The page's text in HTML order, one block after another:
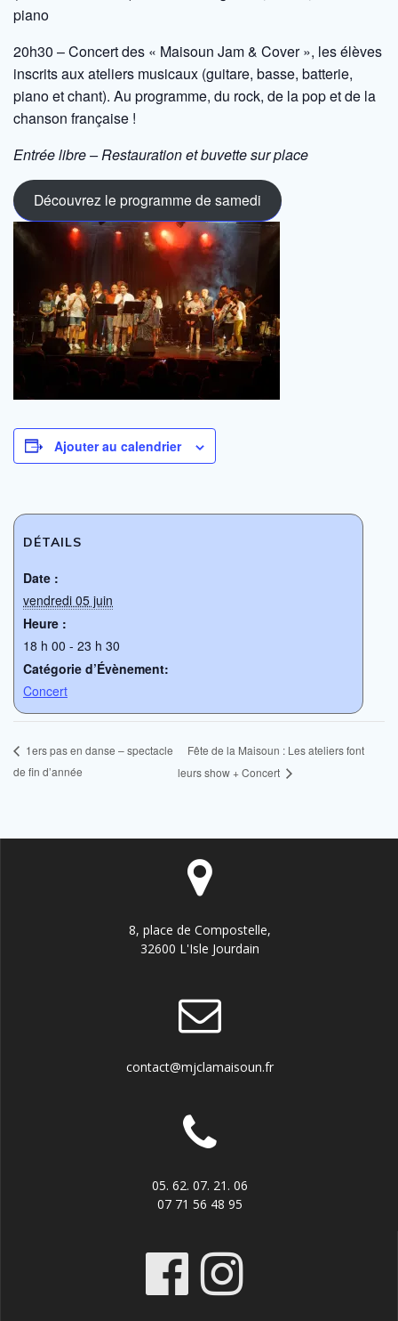
piano
20h30 – Concert des « Maisoun Jam & Cover », les élèves
inscrits aux ateliers musicaux (guitare, basse, batterie,
piano et chant). Au programme, du rock, de la pop et de la
chanson française !
Entrée libre – Restauration et buvette sur place
Découvrez le programme de samedi
Ajouter au calendrier
DÉTAILS
Date :
vendredi 05 juin
Heure :
18 h 00 - 23 h 30
Catégorie d’Évènement:
Concert
1ers pas en danse – spectacle
de fin d’année
Fête de la Maisoun : Les ateliers font
leurs show + Concert
8, place de Compostelle,
32600 L'Isle Jourdain
contact@mjclamaisoun.fr
05. 62. 07. 21. 06
07 71 56 48 95